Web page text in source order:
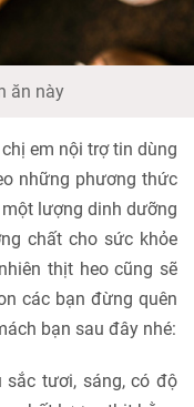
ăn này
em nội trợ tin dùng
những phương thức
lượng dinh dưỡng
chất cho sức khỏe
thịt heo cũng sẽ
các bạn đừng quên
bạn sau đây nhé:
tươi, sáng, có độ